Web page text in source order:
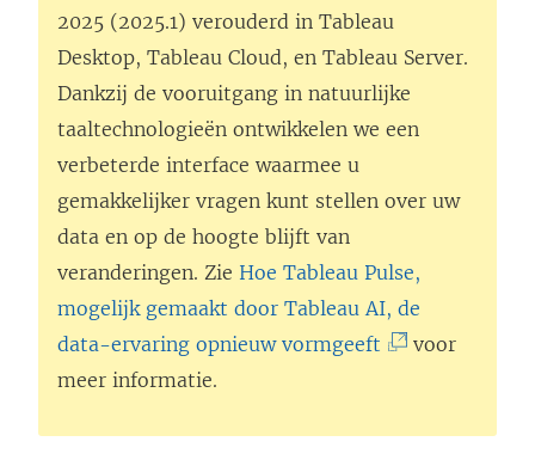
2025 (2025.1) verouderd in Tableau
Desktop, Tableau Cloud, en Tableau Server.
Dankzij de vooruitgang in natuurlijke
taaltechnologieën ontwikkelen we een
verbeterde interface waarmee u
gemakkelijker vragen kunt stellen over uw
data en op de hoogte blijft van
veranderingen. Zie Hoe Tableau Pulse,
mogelijk gemaakt door Tableau AI, de
data-ervaring opnieuw vormgeeft
voor
meer informatie.